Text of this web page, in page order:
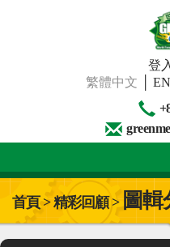
登
繁體中文
關
首頁 > 精彩回顧 >圖輯